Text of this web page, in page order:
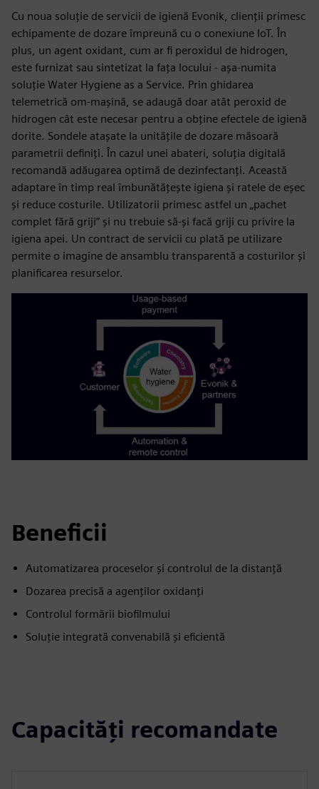
Cu noua soluție de servicii de igienă Evonik, clienții primesc
echipamente de dozare împreună cu o conexiune IoT. În
plus, un agent oxidant, cum ar fi peroxidul de hidrogen,
este furnizat sau sintetizat la fața locului - așa-numita
soluție Water Hygiene as a Service. Prin ghidarea
telemetrică om-mașină, se adaugă doar atât peroxid de
hidrogen cât este necesar pentru a obține efectele de igienă
dorite. Sondele atașate la unitățile de dozare măsoară
parametrii definiți. În cazul unei abateri, soluția digitală
recomandă adăugarea optimă de dezinfectanți. Această
adaptare în timp real îmbunătățește igiena și ratele de eșec
și reduce costurile. Utilizatorii primesc astfel un „pachet
complet fără griji” și nu trebuie să-și facă griji cu privire la
igiena apei. Un contract de servicii cu plată pe utilizare
permite o imagine de ansamblu transparentă a costurilor și
planificarea resurselor.
Beneficii
Automatizarea proceselor și controlul de la distanță
Dozarea precisă a agenților oxidanți
Controlul formării biofilmului
Soluție integrată convenabilă și eficientă
Capacități recomandate